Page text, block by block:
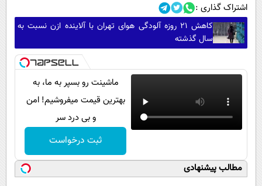
اشتراک گذاری :
کاهش ۲۱ روزه آلودگی هوای تهران با آلاینده ازن نسبت به
سال گذشته
ماشینت رو بسپر به ما، به
بهترین قیمت میفروشیم! امن
و بی درد سر
ثبت درخواست
مطالب پیشنهادی